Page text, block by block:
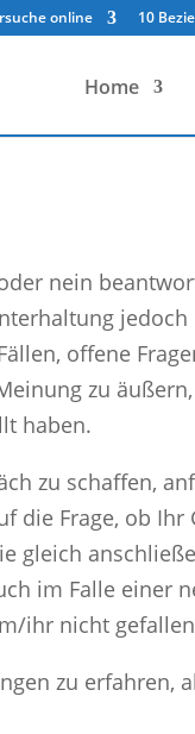
online 10
Home
nein
offene
zu
haben.
zu schaffen,
die Frage, ob
gleich
im Falle einer
ihr nicht
zu erfahren,